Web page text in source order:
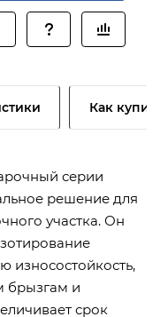
Как купить
серии
решение для
участка. Он
брызгам и
срок